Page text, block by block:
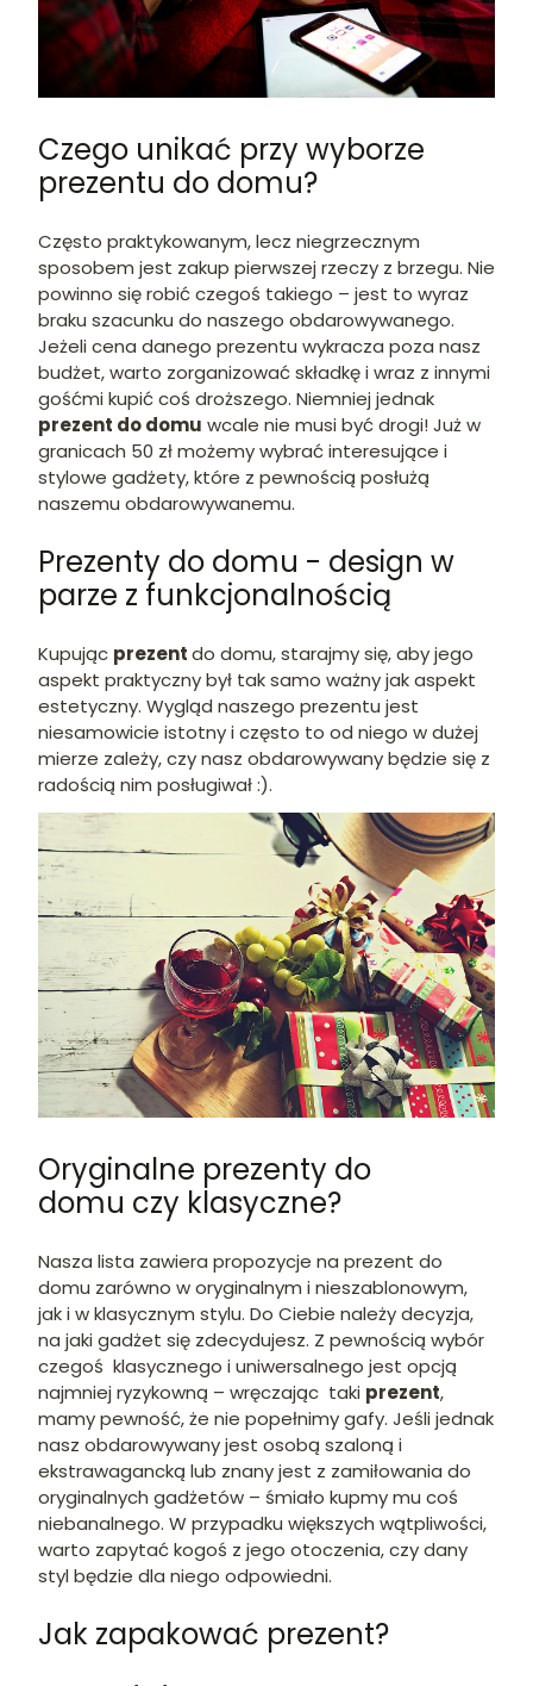
Czego unikać przy wyborze
prezentu do domu?
Często praktykowanym, lecz niegrzecznym
sposobem jest zakup pierwszej rzeczy z brzegu. Nie
powinno się robić czegoś takiego – jest to wyraz
braku szacunku do naszego obdarowywanego.
Jeżeli cena danego prezentu wykracza poza nasz
budżet, warto zorganizować składkę i wraz z innymi
gośćmi kupić coś droższego. Niemniej jednak
prezent do domu wcale nie musi być drogi! Już w
granicach 50 zł możemy wybrać interesujące i
stylowe gadżety, które z pewnością posłużą
naszemu obdarowywanemu.
Prezenty do domu - design w
parze z funkcjonalnością
Kupując prezentdo domu, starajmy się, aby jego
aspekt praktyczny był tak samo ważny jak aspekt
estetyczny. Wygląd naszego prezentu jest
niesamowicie istotny i często to od niego w dużej
mierze zależy, czy nasz obdarowywany będzie się z
radością nim posługiwał :).
Oryginalne prezenty do
domu czy klasyczne?
Nasza lista zawiera propozycje na prezent do
domu zarówno w oryginalnym i nieszablonowym,
jak i w klasycznym stylu. Do Ciebie należy decyzja,
na jaki gadżet się zdecydujesz. Z pewnością wybór
czegoś klasycznego i uniwersalnego jest opcją
najmniej ryzykowną – wręczając taki prezent,
mamy pewność, że nie popełnimy gafy. Jeśli jednak
nasz obdarowywany jest osobą szaloną i
ekstrawagancką lub znany jest z zamiłowania do
oryginalnych gadżetów – śmiało kupmy mu coś
niebanalnego. W przypadku większych wątpliwości,
warto zapytać kogoś z jego otoczenia, czy dany
styl będzie dla niego odpowiedni.
Jak zapakować prezent?